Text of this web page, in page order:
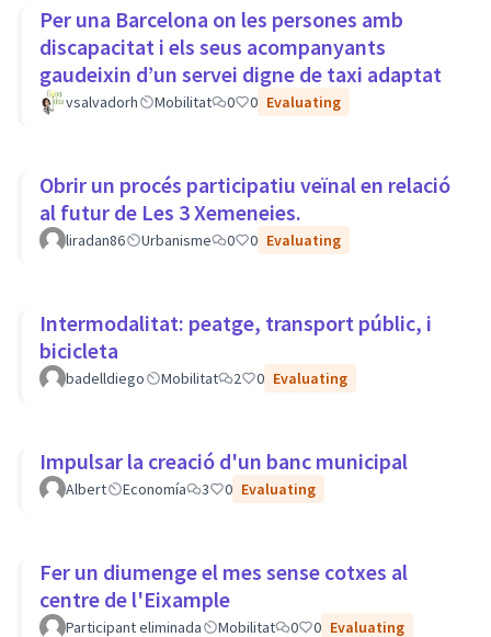
Per una Barcelona on les persones amb
discapacitat i els seus acompanyants
gaudeixin d’un servei digne de taxi adaptat
vsalvadorh Mobilitat 0 0 Evaluating
Obrir un procés participatiu veïnal en relació
al futur de Les 3 Xemeneies.
liradan86 Urbanisme 0 0 Evaluating
Intermodalitat: peatge, transport públic, i
bicicleta
badelldiego Mobilitat 2 0 Evaluating
Impulsar la creació d'un banc municipal
Albert Economía 3 0 Evaluating
Fer un diumenge el mes sense cotxes al
centre de l'Eixample
Participant eliminada Mobilitat 0 0 Evaluating